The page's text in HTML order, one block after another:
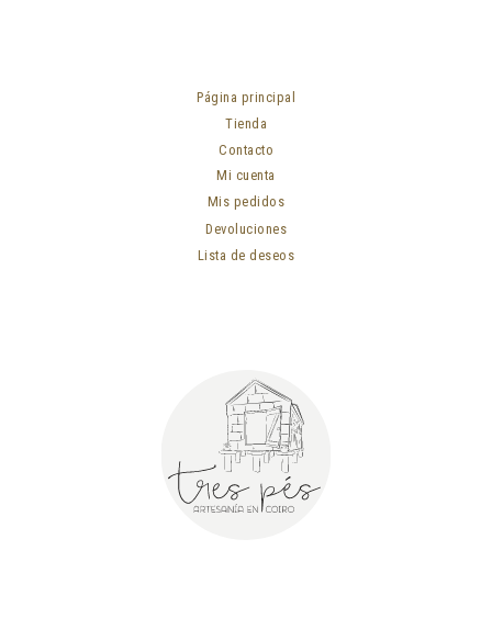
Página principal
Tienda
Contacto
Mi cuenta
Mis pedidos
Devoluciones
Lista de deseos